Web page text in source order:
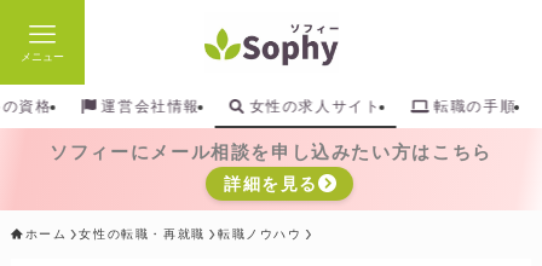
メニュー
資格 運営会社情報 女性の求人サイト 転職の手順
ソフィーにメール相談を申し込みたい方はこちら
詳細を見る
ホーム 女性の転職・再就職 転職ノウハウ